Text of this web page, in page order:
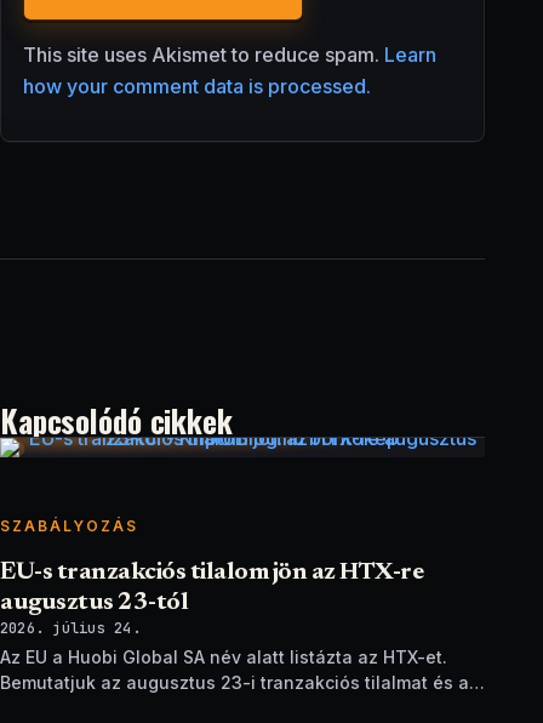
This site uses Akismet to reduce spam. Learn
how your comment data is processed.
Kapcsolódó cikkek
SZABÁLYOZÁS
EU-s tranzakciós tilalom jön az HTX-re
augusztus 23-tól
2026. július 24.
Az EU a Huobi Global SA név alatt listázta az HTX-et.
Bemutatjuk az augusztus 23-i tranzakciós tilalmat és a